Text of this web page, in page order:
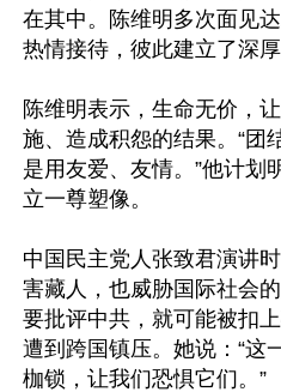
在其中。陈维明多次面见
热情接待，彼此建立了深厚
陈维明表示，生命无价，
施、造成积怨的结果。“团
是用友爱、友情。”他计划
立一尊塑像。
中国民主党人张致君演讲
害藏人，也威胁国际社会
要批评中共，就可能被扣
遭到跨国镇压。她说：“这
枷锁，让我们恐惧它们。”